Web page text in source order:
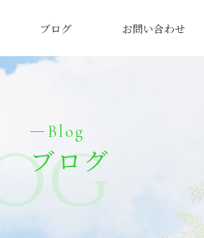
ブログ お問い合わせ
Blog
ブログ